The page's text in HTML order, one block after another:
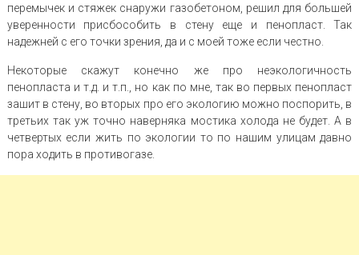
перемычек и стяжек снаружи газобетоном, решил для большей
уверенности присбособить в стену еще и пенопласт. Так
надежней с его точки зрения, да и с моей тоже если честно.
Некоторые скажут конечно же про неэкологичность
пенопласта и т.д. и т.п., но как по мне, так во первых пенопласт
зашит в стену, во вторых про его экологию можно поспорить, в
третьих так уж точно наверняка мостика холода не будет. А в
четвертых если жить по экологии то по нашим улицам давно
пора ходить в противогазе.